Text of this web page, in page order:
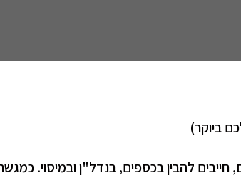
ביוקר)
להבין בכספים, בנדל"ן ובמיסוי.